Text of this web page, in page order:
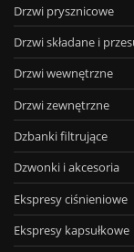
Drzwi prysznicowe
Drzwi składane i
Drzwi wewnętrzne
Drzwi zewnętrzne
Dzbanki filtrujące
Dzwonki i akcesoria
Ekspresy ciśnieniowe
Ekspresy kapsułkowe